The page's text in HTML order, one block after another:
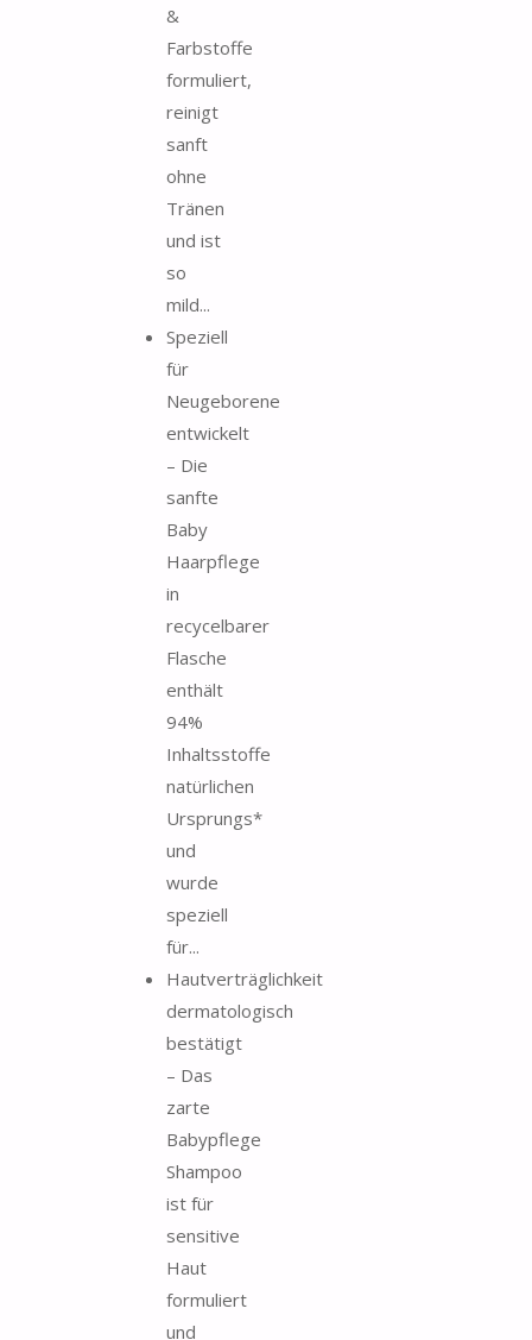
&
Farbstoffe
formuliert,
reinigt
sanft
ohne
Tränen
und ist
so
mild...
Speziell
für
Neugeborene
entwickelt
– Die
sanfte
Baby
Haarpflege
in
recycelbarer
Flasche
enthält
94%
Inhaltsstoffe
natürlichen
Ursprungs*
und
wurde
speziell
für...
Hautverträglichkeit
dermatologisch
bestätigt
– Das
zarte
Babypflege
Shampoo
ist für
sensitive
Haut
formuliert
und